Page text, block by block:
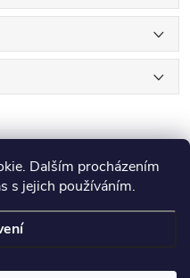
Dalším procházením
s jejich používáním.